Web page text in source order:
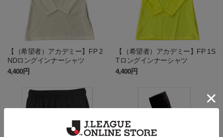
【（希望者）アカデミー】FP 2
NDロングインナーシャツ
4,400円
【（希望者）アカデミー】FP 1S
Tロングインナーシャツ
4,400円